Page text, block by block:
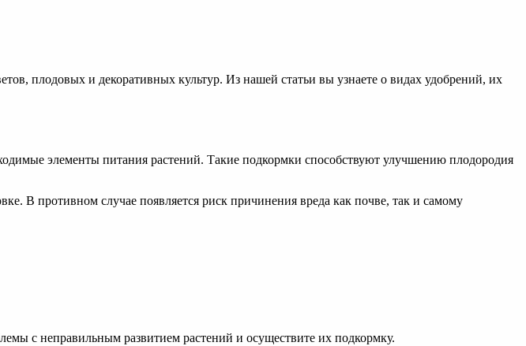
плодовых и декоративных культур. Из нашей статьи вы узнаете о видах удобрений, их
элементы питания растений. Такие подкормки способствуют улучшению плодородия
В противном случае появляется риск причинения вреда как почве, так и самому
с неправильным развитием растений и осуществите их подкормку.